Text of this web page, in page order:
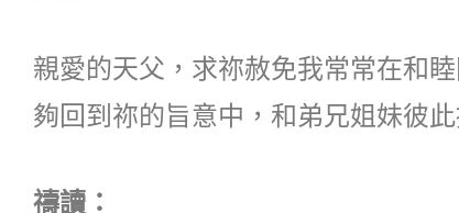
親愛的天父，求祢赦免我常常在和
夠回到祢的旨意中，和弟兄姐妹彼
禱讀：